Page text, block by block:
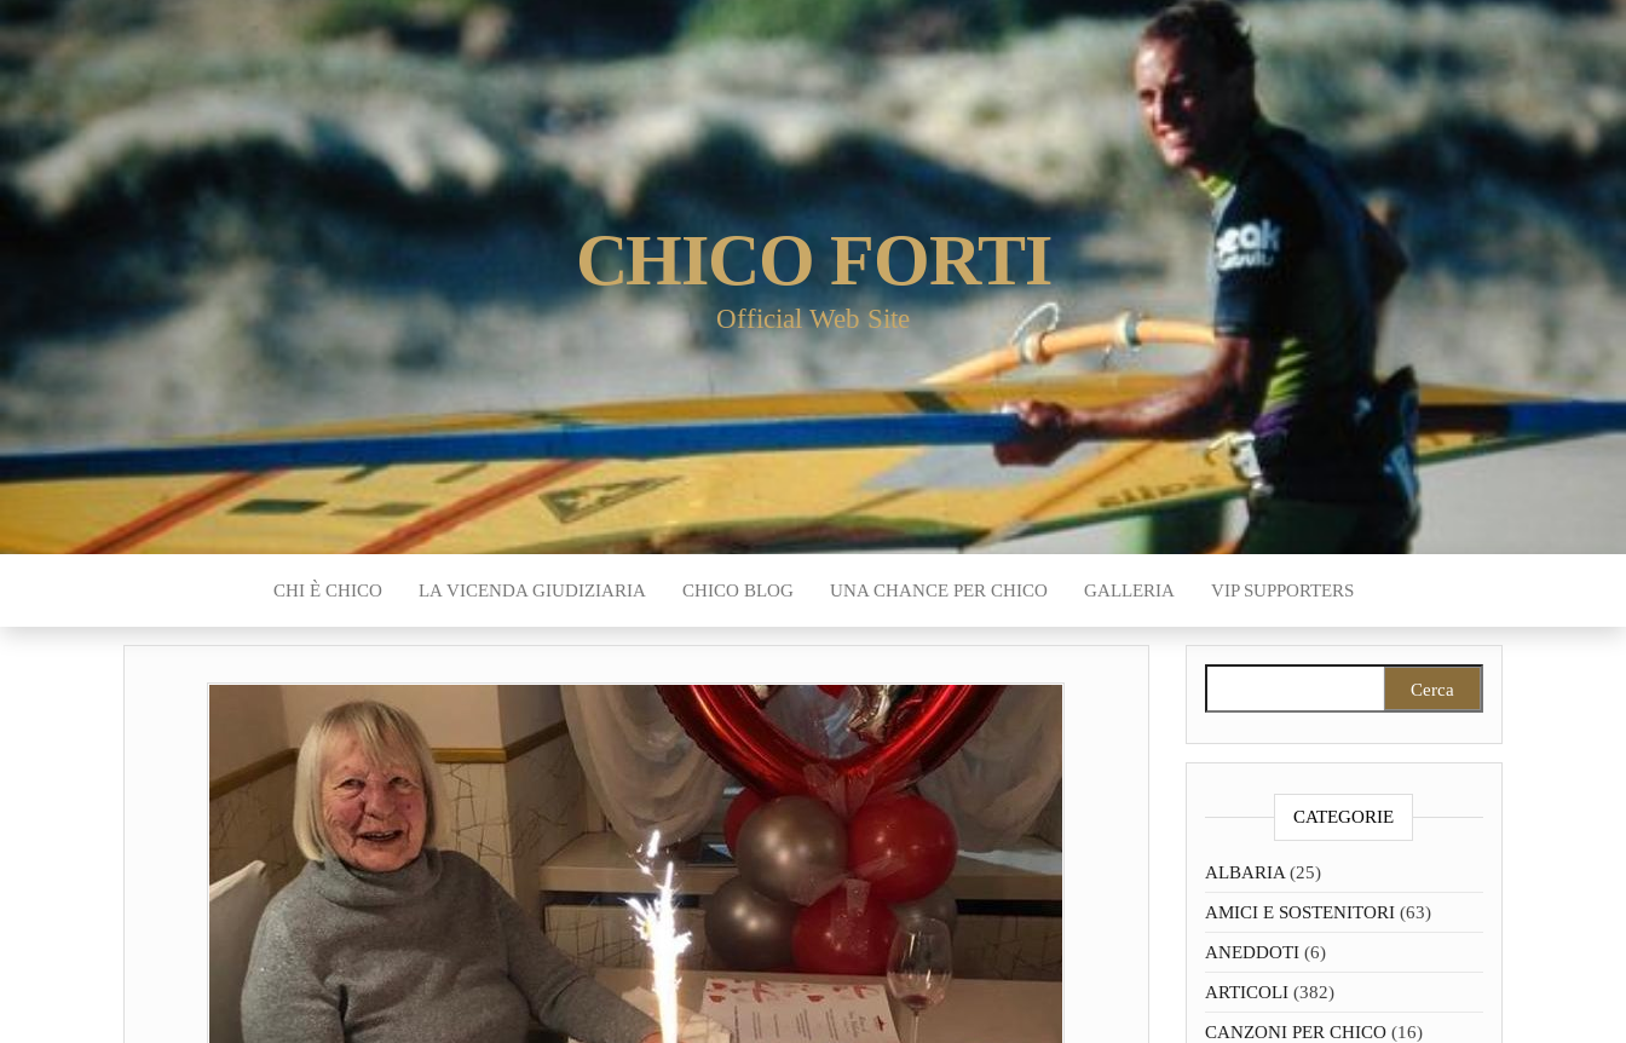
CHICO FORTI
Official Web Site
CHI È CHICO LA VICENDA GIUDIZIARIA CHICO BLOG UNA CHANCE PER CHICO GALLERIA VIP SUPPORTERS
CATEGORIE
ALBARIA(25)
AMICI E SOSTENITORI(63)
ANEDDOTI(6)
ARTICOLI(382)
CANZONI PER CHICO(16)